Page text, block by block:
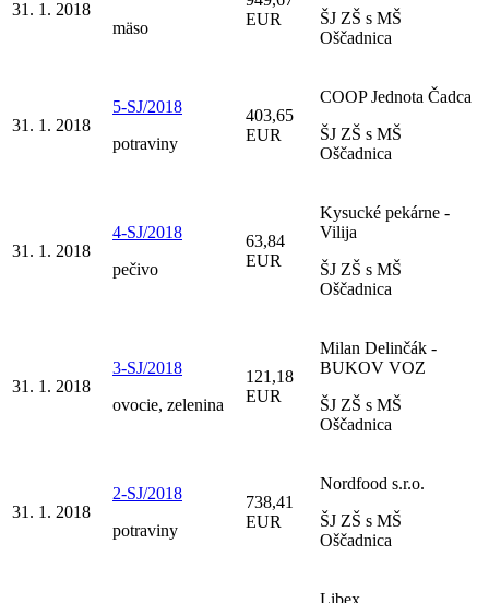
31. 1. 2018
mäso
EUR
ŠJ ZŠ s MŠ
Oščadnica
31. 1. 2018
5-SJ/2018
potraviny
403,65
EUR
COOP Jednota Čadca
ŠJ ZŠ s MŠ
Oščadnica
31. 1. 2018
4-SJ/2018
pečivo
63,84
EUR
Kysucké pekárne -
Vilija
ŠJ ZŠ s MŠ
Oščadnica
31. 1. 2018
3-SJ/2018
ovocie, zelenina
121,18
EUR
Milan Delinčák -
BUKOV VOZ
ŠJ ZŠ s MŠ
Oščadnica
31. 1. 2018
2-SJ/2018
potraviny
738,41
EUR
Nordfood s.r.o.
ŠJ ZŠ s MŠ
Oščadnica